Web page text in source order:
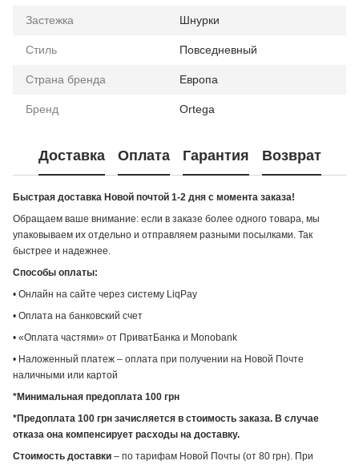
Застежка Шнурки
Стиль Повседневный
Страна бренда Европа
Бренд Ortega
Доставка Оплата Гарантия Возврат
Быстрая доставка Новой почтой 1-2 дня с момента заказа!
Обращаем ваше внимание: если в заказе более одного товара, мы
упаковываем их отдельно и отправляем разными посылками. Так
быстрее и надежнее.
Способы оплаты:
• Онлайн на сайте через систему LiqPay
• Оплата на банковский счет
• «Оплата частями» от ПриватБанка и Monobank
• Наложенный платеж – оплата при получении на Новой Почте
наличными или картой
*Минимальная предоплата 100 грн
*Предоплата 100 грн зачисляется в стоимость заказа. В случае
отказа она компенсирует расходы на доставку.
Стоимость доставки – по тарифам Новой Почты (от 80 грн). При